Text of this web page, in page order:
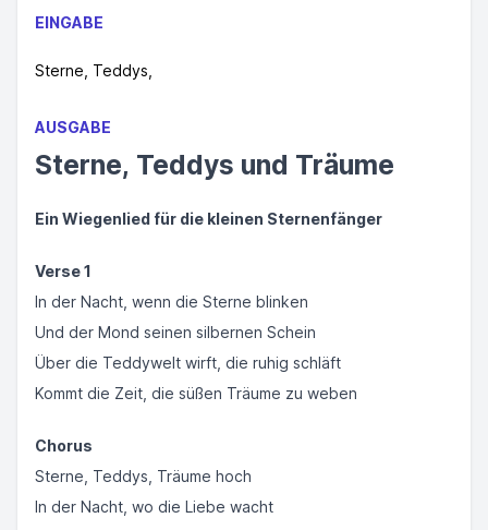
EINGABE
Sterne, Teddys,
AUSGABE
Sterne, Teddys und Träume
Ein Wiegenlied für die kleinen Sternenfänger
Verse 1
In der Nacht, wenn die Sterne blinken
Und der Mond seinen silbernen Schein
Über die Teddywelt wirft, die ruhig schläft
Kommt die Zeit, die süßen Träume zu weben
Chorus
Sterne, Teddys, Träume hoch
In der Nacht, wo die Liebe wacht